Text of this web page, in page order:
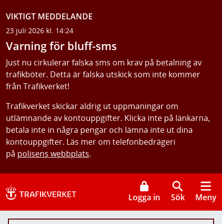
VIKTIGT MEDDELANDE
23 juli 2026 kl. 14:24
Varning för bluff-sms
Just nu cirkulerar falska sms om krav på betalning av
trafikböter. Detta är falska utskick som inte kommer
från Trafikverket!
Trafikverket skickar aldrig ut uppmaningar om
utlämnande av kontouppgifter. Klicka inte på länkarna,
betala inte in några pengar och lämna inte ut dina
kontouppgifter. Läs mer om telefonbedrägeri
på polisens webbplats.
Logga in Sök Meny